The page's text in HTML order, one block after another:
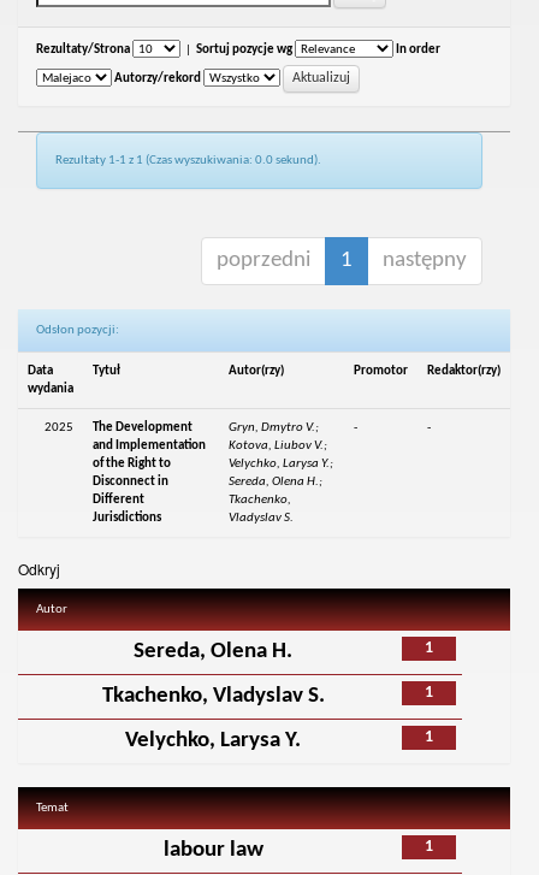
Rezultaty/Strona Sortuj pozycje wg In order
Autorzy/rekord
Rezultaty 1-1 z 1 (Czas wyszukiwania: 0.0 sekund).
poprzedni 1 następny
Odsłon pozycji:
Data
wydania
Tytuł Autor(rzy) Promotor Redaktor(rzy)
2025
The Development
and Implementation
of the Right to
Disconnect in
Different
Jurisdictions
Gryn, Dmytro V.;
Kotova, Liubov V.;
Velychko, Larysa Y.;
Sereda, Olena H.;
Tkachenko,
Vladyslav S.
- -
Odkryj
Autor
1
Sereda, Olena H.
1
Tkachenko, Vladyslav S.
1
Velychko, Larysa Y.
Temat
1
labour law